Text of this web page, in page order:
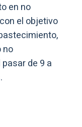
en no
el objetivo
no
de 9 a